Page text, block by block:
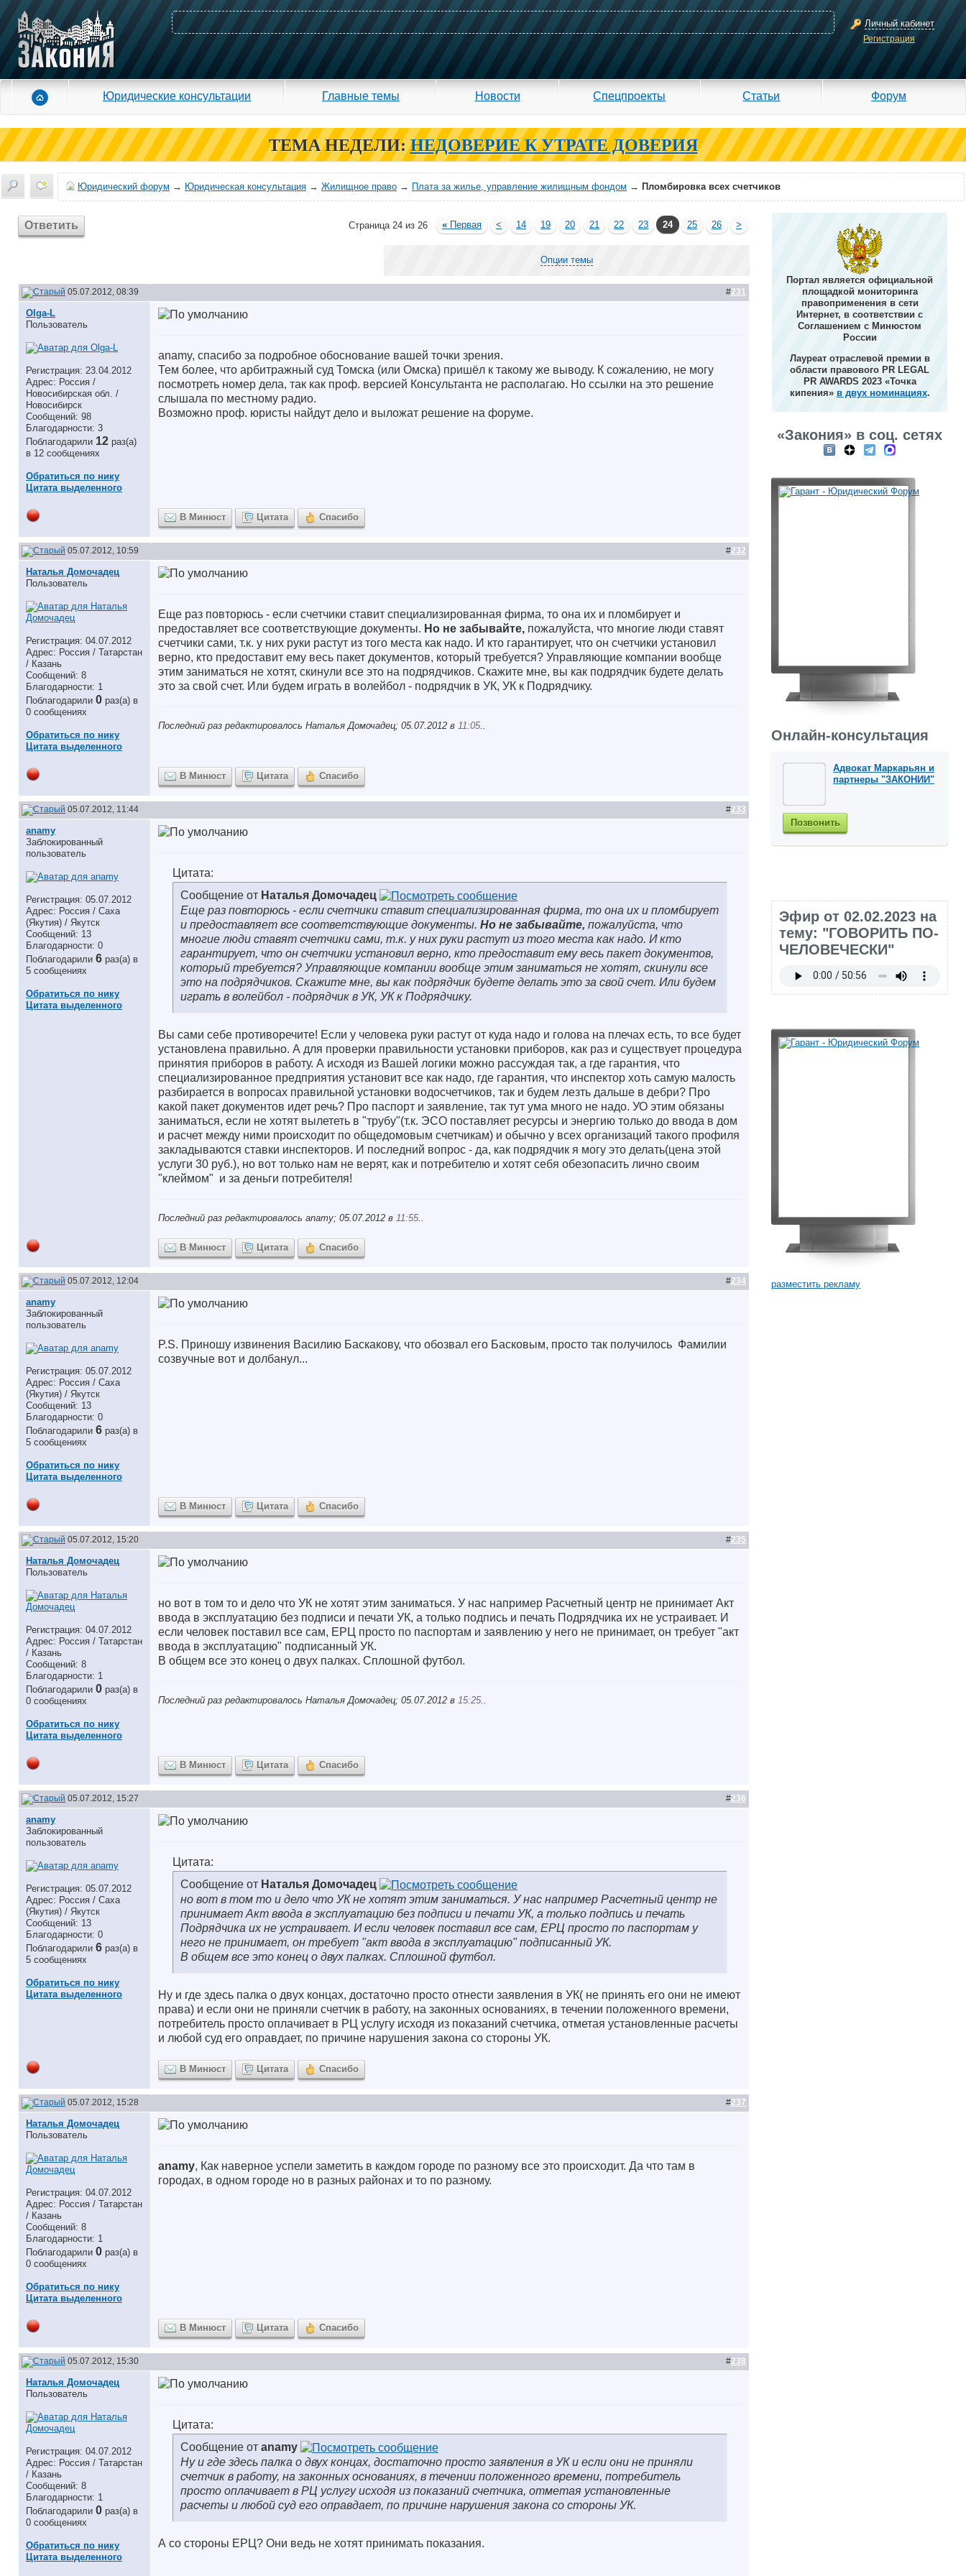
Личный кабинет
Регистрация
Юридические консультации Главные темы Новости Спецпроекты Статьи Форум
ТЕМА НЕДЕЛИ: НЕДОВЕРИЕ К УТРАТЕ ДОВЕРИЯ
Юридический форум → Юридическая консультация → Жилищное право → Плата за жилье, управление жилищным фондом → Пломбировка всех счетчиков
Ответить Страница 24 из 26 « Первая < 14 19 20 21 22 23 24 25 26 >
Опции темы
05.07.2012, 08:39 #231
Olga-L
Пользователь
Регистрация: 23.04.2012
Адрес: Россия /
Новосибирская обл. /
Новосибирск
Сообщений: 98
Благодарности: 3
Поблагодарили 12 раз(а)
в 12 сообщениях
Обратиться по нику
Цитата выделенного
anamy, спасибо за подробное обоснование вашей точки зрения.
Тем более, что арбитражный суд Томска (или Омска) пришёл к такому же выводу. К сожалению, не могу
посмотреть номер дела, так как проф. версией Консультанта не располагаю. Но ссылки на это решение
слышала по местному радио.
Возможно проф. юристы найдут дело и выложат решение на форуме.
В Минюст Цитата Спасибо
05.07.2012, 10:59 #232
Наталья Домочадец
Пользователь
Регистрация: 04.07.2012
Адрес: Россия / Татарстан
/ Казань
Сообщений: 8
Благодарности: 1
Поблагодарили 0 раз(а) в
0 сообщениях
Обратиться по нику
Цитата выделенного
Еще раз повторюсь - если счетчики ставит специализированная фирма, то она их и пломбирует и
предоставляет все соответствующие документы. Но не забывайте, пожалуйста, что многие люди ставят
счетчики сами, т.к. у них руки растут из того места как надо. И кто гарантирует, что он счетчики установил
верно, кто предоставит ему весь пакет документов, который требуется? Управляющие компании вообще
этим заниматься не хотят, скинули все это на подрядчиков. Скажите мне, вы как подрядчик будете делать
это за свой счет. Или будем играть в волейбол - подрядчик в УК, УК к Подрядчику.
Последний раз редактировалось Наталья Домочадец; 05.07.2012 в 11:05..
В Минюст Цитата Спасибо
05.07.2012, 11:44 #233
anamy
Заблокированный
пользователь
Регистрация: 05.07.2012
Адрес: Россия / Саха
(Якутия) / Якутск
Сообщений: 13
Благодарности: 0
Поблагодарили 6 раз(а) в
5 сообщениях
Обратиться по нику
Цитата выделенного
Цитата:
Сообщение от Наталья Домочадец
Еще раз повторюсь - если счетчики ставит специализированная фирма, то она их и пломбирует
и предоставляет все соответствующие документы. Но не забывайте, пожалуйста, что
многие люди ставят счетчики сами, т.к. у них руки растут из того места как надо. И кто
гарантирует, что он счетчики установил верно, кто предоставит ему весь пакет документов,
который требуется? Управляющие компании вообще этим заниматься не хотят, скинули все
это на подрядчиков. Скажите мне, вы как подрядчик будете делать это за свой счет. Или будем
играть в волейбол - подрядчик в УК, УК к Подрядчику.
Вы сами себе противоречите! Если у человека руки растут от куда надо и голова на плечах есть, то все будет
установлена правильно. А для проверки правильности установки приборов, как раз и существует процедура
принятия приборов в работу. А исходя из Вашей логики можно рассуждая так, а где гарантия, что
специализированное предприятия установит все как надо, где гарантия, что инспектор хоть самую малость
разбирается в вопросах правильной установки водосчетчиков, так и будем лезть дальше в дебри? Про
какой пакет документов идет речь? Про паспорт и заявление, так тут ума много не надо. УО этим обязаны
заниматься, если не хотят вылететь в "трубу"(т.к. ЭСО поставляет ресурсы и энергию только до ввода в дом
и расчет между ними происходит по общедомовым счетчикам) и обычно у всех организаций такого профиля
закладываются ставки инспекторов. И последний вопрос - да, как подрядчик я могу это делать(цена этой
услуги 30 руб.), но вот только нам не верят, как и потребителю и хотят себя обезопасить лично своим
"клеймом" и за деньги потребителя!
Последний раз редактировалось anamy; 05.07.2012 в 11:55..
В Минюст Цитата Спасибо
05.07.2012, 12:04 #234
anamy
Заблокированный
пользователь
Регистрация: 05.07.2012
Адрес: Россия / Саха
(Якутия) / Якутск
Сообщений: 13
Благодарности: 0
Поблагодарили 6 раз(а) в
5 сообщениях
Обратиться по нику
Цитата выделенного
P.S. Приношу извинения Василию Баскакову, что обозвал его Басковым, просто так получилось Фамилии
созвучные вот и долбанул...
В Минюст Цитата Спасибо
05.07.2012, 15:20 #235
Наталья Домочадец
Пользователь
Регистрация: 04.07.2012
Адрес: Россия / Татарстан
/ Казань
Сообщений: 8
Благодарности: 1
Поблагодарили 0 раз(а) в
0 сообщениях
Обратиться по нику
Цитата выделенного
но вот в том то и дело что УК не хотят этим заниматься. У нас например Расчетный центр не принимает Акт
ввода в эксплуатацию без подписи и печати УК, а только подпись и печать Подрядчика их не устраивает. И
если человек поставил все сам, ЕРЦ просто по паспортам и заявлению у него не принимает, он требует "акт
ввода в эксплуатацию" подписанный УК.
В общем все это конец о двух палках. Сплошной футбол.
Последний раз редактировалось Наталья Домочадец; 05.07.2012 в 15:25..
В Минюст Цитата Спасибо
05.07.2012, 15:27 #236
anamy
Заблокированный
пользователь
Регистрация: 05.07.2012
Адрес: Россия / Саха
(Якутия) / Якутск
Сообщений: 13
Благодарности: 0
Поблагодарили 6 раз(а) в
5 сообщениях
Обратиться по нику
Цитата выделенного
Цитата:
Сообщение от Наталья Домочадец
но вот в том то и дело что УК не хотят этим заниматься. У нас например Расчетный центр не
принимает Акт ввода в эксплуатацию без подписи и печати УК, а только подпись и печать
Подрядчика их не устраивает. И если человек поставил все сам, ЕРЦ просто по паспортам у
него не принимает, он требует "акт ввода в эксплуатацию" подписанный УК.
В общем все это конец о двух палках. Сплошной футбол.
Ну и где здесь палка о двух концах, достаточно просто отнести заявления в УК( не принять его они не имеют
права) и если они не приняли счетчик в работу, на законных основаниях, в течении положенного времени,
потребитель просто оплачивает в РЦ услугу исходя из показаний счетчика, отметая установленные расчеты
и любой суд его оправдает, по причине нарушения закона со стороны УК.
В Минюст Цитата Спасибо
05.07.2012, 15:28 #237
Наталья Домочадец
Пользователь
Регистрация: 04.07.2012
Адрес: Россия / Татарстан
/ Казань
Сообщений: 8
Благодарности: 1
Поблагодарили 0 раз(а) в
0 сообщениях
Обратиться по нику
Цитата выделенного
anamy, Как наверное успели заметить в каждом городе по разному все это происходит. Да что там в
городах, в одном городе но в разных районах и то по разному.
В Минюст Цитата Спасибо
05.07.2012, 15:30 #238
Наталья Домочадец
Пользователь
Регистрация: 04.07.2012
Адрес: Россия / Татарстан
/ Казань
Сообщений: 8
Благодарности: 1
Поблагодарили 0 раз(а) в
0 сообщениях
Обратиться по нику
Цитата выделенного
Цитата:
Сообщение от anamy
Ну и где здесь палка о двух концах, достаточно просто заявления в УК и если они не приняли
счетчик в работу, на законных основаниях, в течении положенного времени, потребитель
просто оплачивает в РЦ услугу исходя из показаний счетчика, отметая установленные
расчеты и любой суд его оправдает, по причине нарушения закона со стороны УК.
А со стороны ЕРЦ? Они ведь не хотят принимать показания.
Портал является официальной
площадкой мониторинга
правоприменения в сети
Интернет, в соответствии с
Соглашением с Минюстом
России
Лауреат отраслевой премии в
области правового PR LEGAL
PR AWARDS 2023 «Точка
кипения» в двух номинациях.
«Закония» в соц. сетях
Онлайн-консультация
Адвокат Маркарьян и
партнеры "ЗАКОНИИ"
Позвонить
Эфир от 02.02.2023 на
тему: "ГОВОРИТЬ ПО-
ЧЕЛОВЕЧЕСКИ"
разместить рекламу